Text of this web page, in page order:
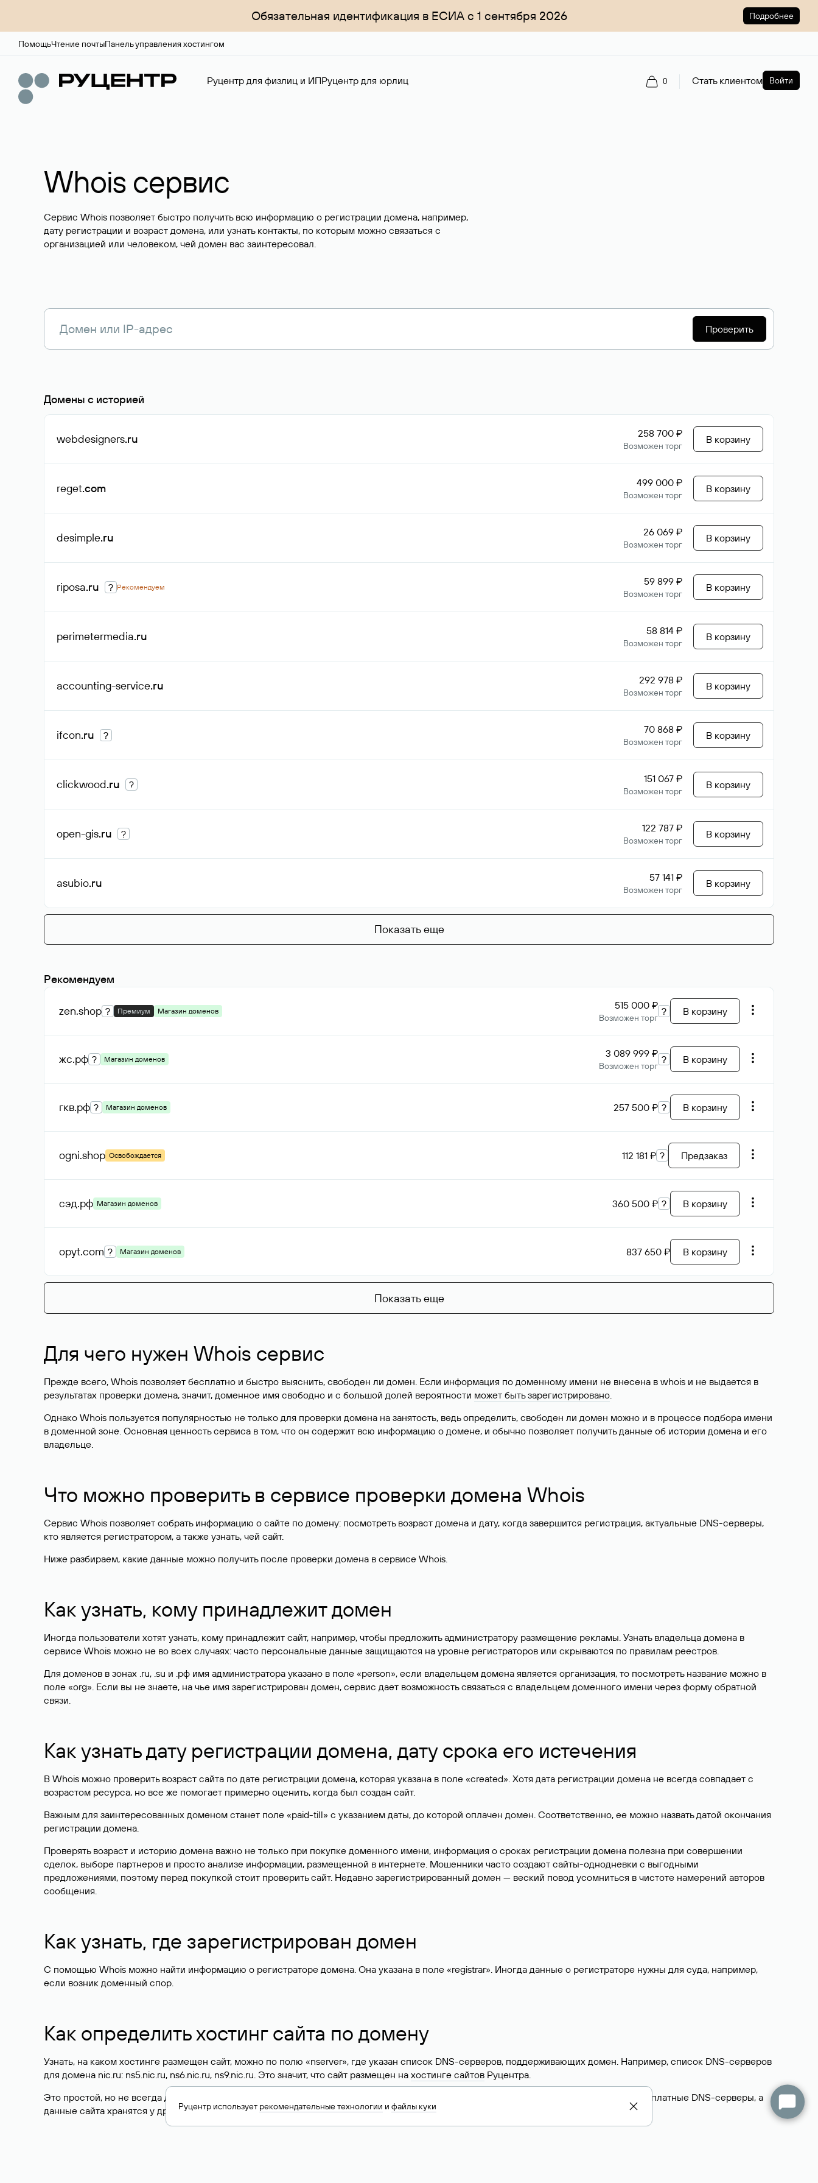
Обязательная идентификация в ЕСИА с 1 сентября 2026 Подробнее
ПомощьЧтение почтыПанель управления хостингом
Руцентр для физлиц и ИПРуцентр для юрлиц 0 Стать клиентом Войти
Whois сервис
Сервис Whois позволяет быстро получить всю информацию о регистрации домена, например,
дату регистрации и возраст домена, или узнать контакты, по которым можно связаться с
организацией или человеком, чей домен вас заинтересовал.
Проверить
Домены с историей
webdesigners.ru 258 700 ₽
Возможен торг
В корзину
reget.com 499 000 ₽
Возможен торг
В корзину
desimple.ru 26 069 ₽
Возможен торг
В корзину
riposa.ru ? Рекомендуем 59 899 ₽
Возможен торг
В корзину
perimetermedia.ru 58 814 ₽
Возможен торг
В корзину
accounting-service.ru 292 978 ₽
Возможен торг
В корзину
ifcon.ru ? 70 868 ₽
Возможен торг
В корзину
clickwood.ru ? 151 067 ₽
Возможен торг
В корзину
open-gis.ru ? 122 787 ₽
Возможен торг
В корзину
asubio.ru 57 141 ₽
Возможен торг
В корзину
Показать еще
Рекомендуем
zen.shop ? Премиум Магазин доменов 515 000 ₽
Возможен торг
? В корзину
жс.рф ? Магазин доменов 3 089 999 ₽
Возможен торг
? В корзину
гкв.рф ? Магазин доменов 257 500 ₽ ? В корзину
ogni.shop Освобождается 112 181 ₽ ? Предзаказ
сэд.рф Магазин доменов 360 500 ₽ ? В корзину
opyt.com ? Магазин доменов 837 650 ₽ В корзину
Показать еще
Для чего нужен Whois сервис
Прежде всего, Whois позволяет бесплатно и быстро выяснить, свободен ли домен. Если информация по доменному имени не внесена в whois и не выдается в
результатах проверки домена, значит, доменное имя свободно и с большой долей вероятности может быть зарегистрировано.
Однако Whois пользуется популярностью не только для проверки домена на занятость, ведь определить, свободен ли домен можно и в процессе подбора имени
в доменной зоне. Основная ценность сервиса в том, что он содержит всю информацию о домене, и обычно позволяет получить данные об истории домена и его
владельце.
Что можно проверить в сервисе проверки домена Whois
Сервис Whois позволяет собрать информацию о сайте по домену: посмотреть возраст домена и дату, когда завершится регистрация, актуальные DNS-серверы,
кто является регистратором, а также узнать, чей сайт.
Ниже разбираем, какие данные можно получить после проверки домена в сервисе Whois.
Как узнать, кому принадлежит домен
Иногда пользователи хотят узнать, кому принадлежит сайт, например, чтобы предложить администратору размещение рекламы. Узнать владельца домена в
сервисе Whois можно не во всех случаях: часто персональные данные защищаются на уровне регистраторов или скрываются по правилам реестров.
Для доменов в зонах .ru, .su и .рф имя администратора указано в поле «person», если владельцем домена является организация, то посмотреть название можно в
поле «org». Если вы не знаете, на чье имя зарегистрирован домен, сервис дает возможность связаться с владельцем доменного имени через форму обратной
связи.
Как узнать дату регистрации домена, дату срока его истечения
В Whois можно проверить возраст сайта по дате регистрации домена, которая указана в поле «created». Хотя дата регистрации домена не всегда совпадает с
возрастом ресурса, но все же помогает примерно оценить, когда был создан сайт.
Важным для заинтересованных доменом станет поле «paid-till» с указанием даты, до которой оплачен домен. Соответственно, ее можно назвать датой окончания
регистрации домена.
Проверять возраст и историю домена важно не только при покупке доменного имени, информация о сроках регистрации домена полезна при совершении
сделок, выборе партнеров и просто анализе информации, размещенной в интернете. Мошенники часто создают сайты-однодневки с выгодными
предложениями, поэтому перед покупкой стоит проверить сайт. Недавно зарегистрированный домен — веский повод усомниться в чистоте намерений авторов
сообщения.
Как узнать, где зарегистрирован домен
С помощью Whois можно найти информацию о регистраторе домена. Она указана в поле «registrar». Иногда данные о регистраторе нужны для суда, например,
если возник доменный спор.
Как определить хостинг сайта по домену
Узнать, на каком хостинге размещен сайт, можно по полю «nserver», где указан список DNS-серверов, поддерживающих домен. Например, список DNS-серверов
для домена nic.ru: ns5.nic.ru, ns6.nic.ru, ns9.nic.ru. Это значит, что сайт размещен на хостинге сайтов Руцентра.
Это простой, но не всегда достоверный способ узнать хостинг-провайдера сайта. Иногда владельцы сайтов делегируют домен на бесплатные DNS-серверы, а
данные сайта хранятся у другого хостинг-провайдера.
Руцентр использует рекомендательные технологии и файлы куки